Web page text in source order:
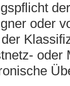
oder
oder